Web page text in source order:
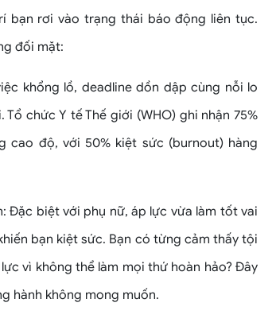
bạn rơi vào trạng thái báo động liên tục.
đối mặt:
khổng lồ, deadline dồn dập cùng nỗi lo
chức Y tế Thế giới (WHO) ghi nhận 75%
cao độ, với 50% kiệt sức (burnout) hàng
Đặc biệt với phụ nữ, áp lực vừa làm tốt vai
bạn kiệt sức. Bạn có từng cảm thấy tội
vì không thể làm mọi thứ hoàn hảo? Đây
hành không mong muốn.